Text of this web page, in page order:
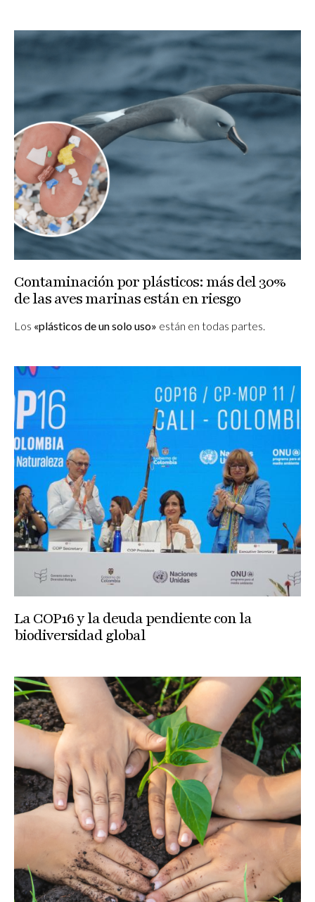
Contaminación por plásticos: más del 30%
de las aves marinas están en riesgo
Los «plásticos de un solo uso» están en todas partes.
La COP16 y la deuda pendiente con la
biodiversidad global